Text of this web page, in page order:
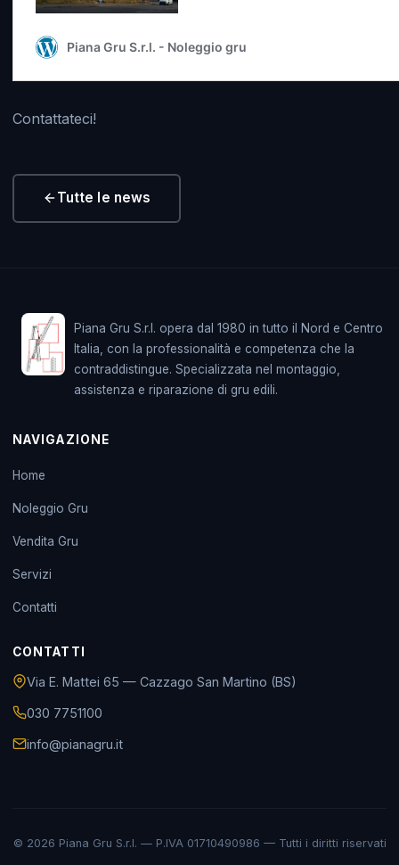
Contattateci!
Tutte le news
Piana Gru S.r.l. opera dal 1980 in tutto il Nord e Centro
Italia, con la professionalità e competenza che la
contraddistingue. Specializzata nel montaggio,
assistenza e riparazione di gru edili.
NAVIGAZIONE
Home
Noleggio Gru
Vendita Gru
Servizi
Contatti
CONTATTI
Via E. Mattei 65 — Cazzago San Martino (BS)
030 7751100
info@pianagru.it
© 2026 Piana Gru S.r.l. — P.IVA 01710490986 — Tutti i diritti riservati